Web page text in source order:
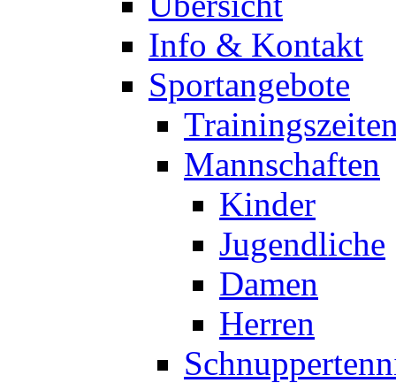
Info & Kontakt
Sportangebote
Mannschaften
Kinder
Jugendliche
Damen
Herren